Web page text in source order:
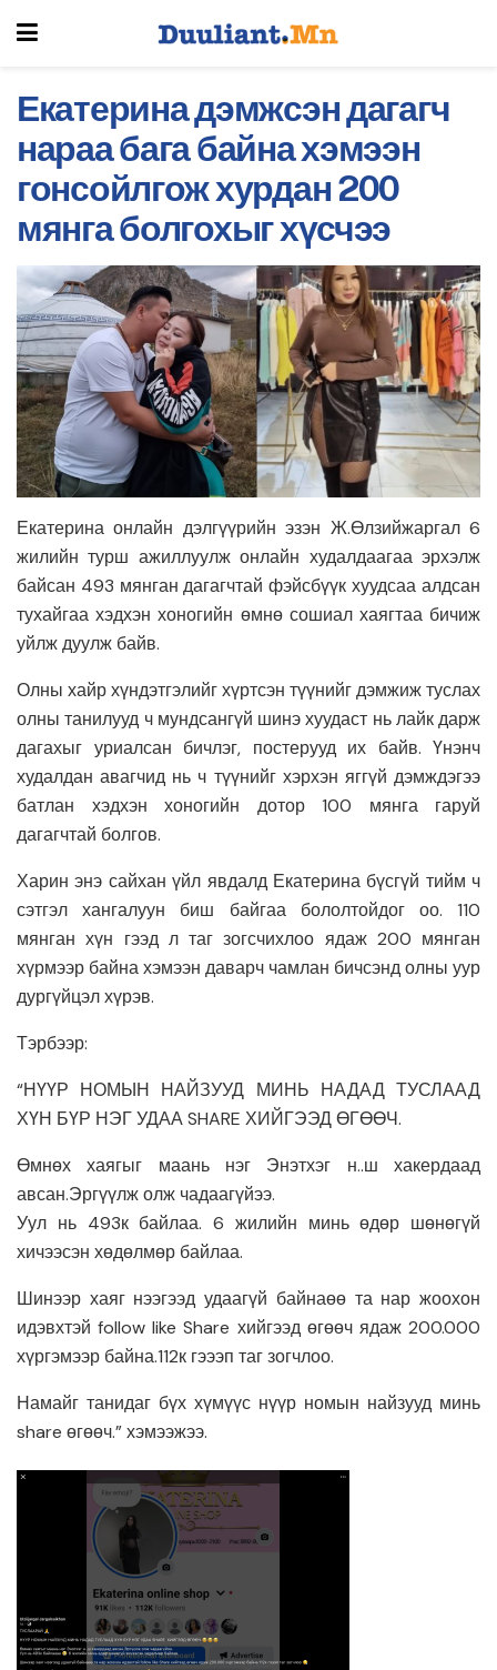
Екатерина дэмжсэн дагагч
нараа бага байна хэмээн
гонсойлгож хурдан 200
мянга болгохыг хүсчээ
Екатерина онлайн дэлгүүрийн эзэн Ж.Өлзийжаргал 6
жилийн турш ажиллуулж онлайн худалдаагаа эрхэлж
байсан 493 мянган дагагчтай фэйсбүүк хуудсаа алдсан
тухайгаа хэдхэн хоногийн өмнө сошиал хаягтаа бичиж
уйлж дуулж байв.
Олны хайр хүндэтгэлийг хүртсэн түүнийг дэмжиж туслах
олны танилууд ч мундсангүй шинэ хуудаст нь лайк дарж
дагахыг уриалсан бичлэг, постерууд их байв. Үнэнч
худалдан авагчид нь ч түүнийг хэрхэн яггүй дэмждэгээ
батлан хэдхэн хоногийн дотор 100 мянга гаруй
дагагчтай болгов.
Харин энэ сайхан үйл явдалд Екатерина бүсгүй тийм ч
сэтгэл хангалуун биш байгаа бололтойдог оо. 110
мянган хүн гээд л таг зогсчихлоо ядаж 200 мянган
хүрмээр байна хэмээн даварч чамлан бичсэнд олны уур
дургүйцэл хүрэв.
Тэрбээр:
“НҮҮР НОМЫН НАЙЗУУД МИНЬ НАДАД ТУСЛААД
ХҮН БҮР НЭГ УДАА SHARE ХИЙГЭЭД ӨГӨӨЧ.
Өмнөх хаягыг маань нэг Энэтхэг н..ш хакердаад
авсан.Эргүүлж олж чадаагүйээ.
Уул нь 493к байлаа. 6 жилийн минь өдөр шөнөгүй
хичээсэн хөдөлмөр байлаа.
Шинээр хаяг нээгээд удаагүй байнаөө та нар жоохон
идэвхтэй follow like Share хийгээд өгөөч ядаж 200.000
хүргэмээр байна.112к гэээп таг зогчлоо.
Намайг танидаг бүх хүмүүс нүүр номын найзууд минь
share өгөөч.” хэмээжээ.